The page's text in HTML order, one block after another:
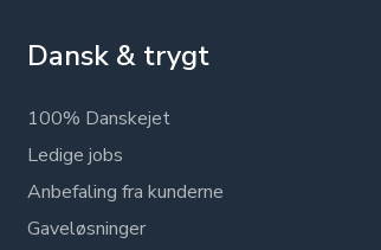
Dansk & trygt
100% Danskejet
Ledige jobs
Anbefaling fra kunderne
Gaveløsninger